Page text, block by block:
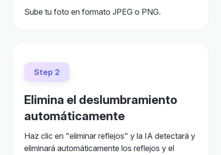
Sube tu foto en formato JPEG o PNG.
Step 2
Elimina el deslumbramiento
automáticamente
Haz clic en "eliminar reflejos" y la IA detectará y
eliminará automáticamente los reflejos y el